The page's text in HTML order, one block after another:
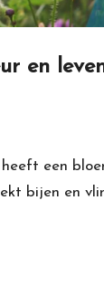
en
een
bijen en